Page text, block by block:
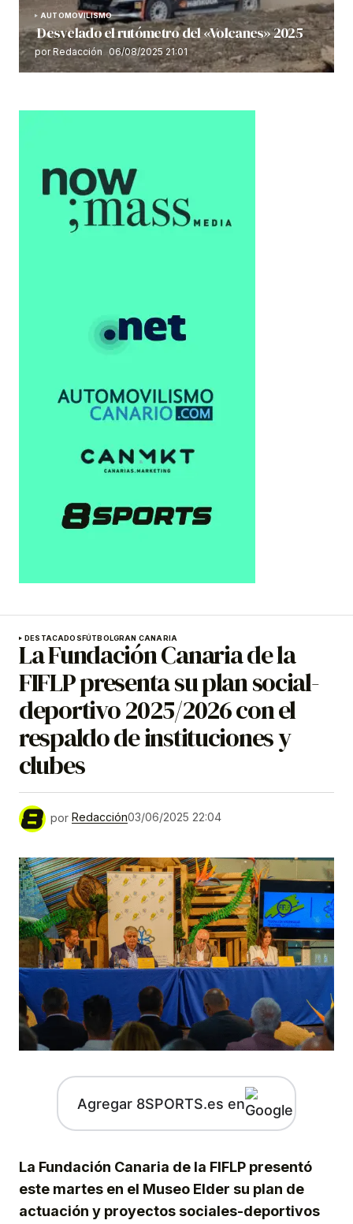
AUTOMOVILISMO
Desvelado el rutómetro del «Volcanes» 2025
por Redacción 06/08/2025 21:01
DESTACADOSFÚTBOLGRAN CANARIA
La Fundación Canaria de la
FIFLP presenta su plan social-
deportivo 2025/2026 con el
respaldo de instituciones y
clubes
por Redacción03/06/2025 22:04
Agregar 8SPORTS.es en
La Fundación Canaria de la FIFLP presentó
este martes en el Museo Elder su plan de
actuación y proyectos sociales-deportivos